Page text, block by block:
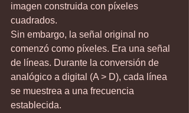
imagen construida con píxeles
cuadrados.
Sin embargo, la señal original no
comenzó como píxeles. Era una señal
de líneas. Durante la conversión de
analógico a digital (A > D), cada línea
se muestrea a una frecuencia
establecida.